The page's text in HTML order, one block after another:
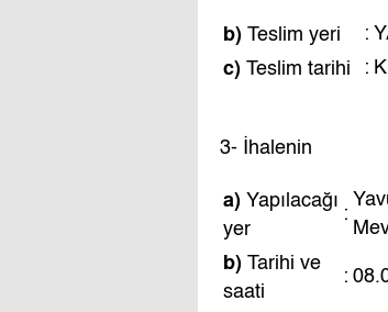
b) Teslim yeri :
c) Teslim tarihi :
3- İhalenin
a) Yapılacağı
yer
:
b) Tarihi ve
saati
: